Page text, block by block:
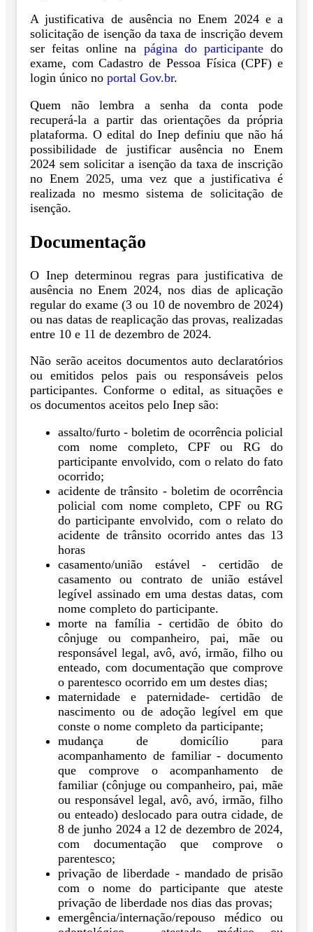
A justificativa de ausência no Enem 2024 e a
solicitação de isenção da taxa de inscrição devem
ser feitas online na página do participantedo
exame, com Cadastro de Pessoa Física (CPF) e
login único no portal Gov.br.
Quem não lembra a senha da conta pode
recuperá-la a partir das orientações da própria
plataforma. O edital do Inep definiu que não há
possibilidade de justificar ausência no Enem
2024 sem solicitar a isenção da taxa de inscrição
no Enem 2025, uma vez que a justificativa é
realizada no mesmo sistema de solicitação de
isenção.
Documentação
O Inep determinou regras para justificativa de
ausência no Enem 2024, nos dias de aplicação
regular do exame (3 ou 10 de novembro de 2024)
ou nas datas de reaplicação das provas, realizadas
entre 10 e 11 de dezembro de 2024.
Não serão aceitos documentos auto declaratórios
ou emitidos pelos pais ou responsáveis pelos
participantes. Conforme o edital, as situações e
os documentos aceitos pelo Inep são:
assalto/furto - boletim de ocorrência policial
com nome completo, CPF ou RG do
participante envolvido, com o relato do fato
ocorrido;
acidente de trânsito - boletim de ocorrência
policial com nome completo, CPF ou RG
do participante envolvido, com o relato do
acidente de trânsito ocorrido antes das 13
horas
casamento/união estável - certidão de
casamento ou contrato de união estável
legível assinado em uma destas datas, com
nome completo do participante.
morte na família - certidão de óbito do
cônjuge ou companheiro, pai, mãe ou
responsável legal, avô, avó, irmão, filho ou
enteado, com documentação que comprove
o parentesco ocorrido em um destes dias;
maternidade e paternidade- certidão de
nascimento ou de adoção legível em que
conste o nome completo da participante;
mudança de domicílio para
acompanhamento de familiar - documento
que comprove o acompanhamento de
familiar (cônjuge ou companheiro, pai, mãe
ou responsável legal, avô, avó, irmão, filho
ou enteado) deslocado para outra cidade, de
8 de junho 2024 a 12 de dezembro de 2024,
com documentação que comprove o
parentesco;
privação de liberdade - mandado de prisão
com o nome do participante que ateste
privação de liberdade nos dias das provas;
emergência/internação/repouso médico ou